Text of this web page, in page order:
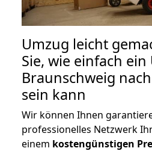
Umzug leicht
Sie, wie einfach
Braunschweig
sein kann
Wir können Ihnen
professionelles Netzwerk
einem kostengünstigen